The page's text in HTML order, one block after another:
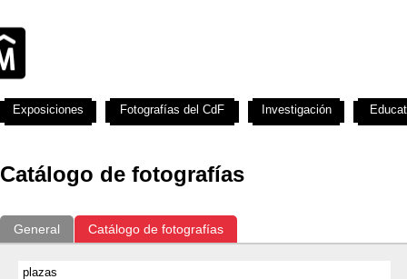
Catálogo de fotografías
General Catálogo de fotografías
Exposiciones Fotografías del CdF Investigación